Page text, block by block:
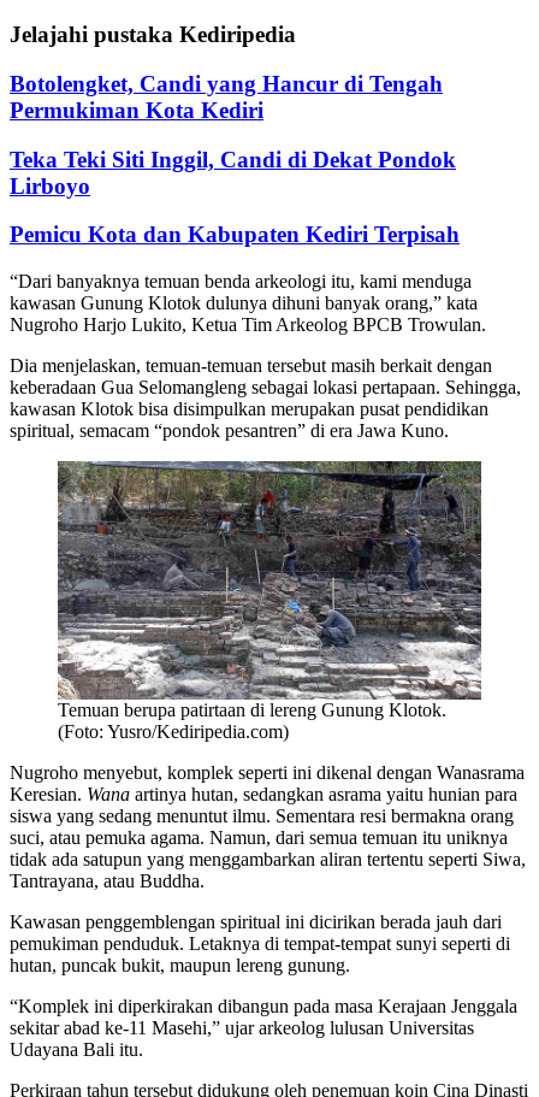
Jelajahi pustaka Kediripedia
Botolengket, Candi yang Hancur di Tengah
Permukiman Kota Kediri
Teka Teki Siti Inggil, Candi di Dekat Pondok
Lirboyo
Pemicu Kota dan Kabupaten Kediri Terpisah
“Dari banyaknya temuan benda arkeologi itu, kami menduga
kawasan Gunung Klotok dulunya dihuni banyak orang,” kata
Nugroho Harjo Lukito, Ketua Tim Arkeolog BPCB Trowulan.
Dia menjelaskan, temuan-temuan tersebut masih berkait dengan
keberadaan Gua Selomangleng sebagai lokasi pertapaan. Sehingga,
kawasan Klotok bisa disimpulkan merupakan pusat pendidikan
spiritual, semacam “pondok pesantren” di era Jawa Kuno.
Temuan berupa patirtaan di lereng Gunung Klotok.
(Foto: Yusro/Kediripedia.com)
Nugroho menyebut, komplek seperti ini dikenal dengan Wanasrama
Keresian. Wana artinya hutan, sedangkan asrama yaitu hunian para
siswa yang sedang menuntut ilmu. Sementara resi bermakna orang
suci, atau pemuka agama. Namun, dari semua temuan itu uniknya
tidak ada satupun yang menggambarkan aliran tertentu seperti Siwa,
Tantrayana, atau Buddha.
Kawasan penggemblengan spiritual ini dicirikan berada jauh dari
pemukiman penduduk. Letaknya di tempat-tempat sunyi seperti di
hutan, puncak bukit, maupun lereng gunung.
“Komplek ini diperkirakan dibangun pada masa Kerajaan Jenggala
sekitar abad ke-11 Masehi,” ujar arkeolog lulusan Universitas
Udayana Bali itu.
Perkiraan tahun tersebut didukung oleh penemuan koin Cina Dinasti